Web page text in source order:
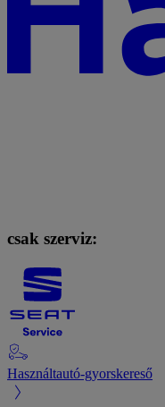
csak szerviz:
Használtautó-gyorskereső